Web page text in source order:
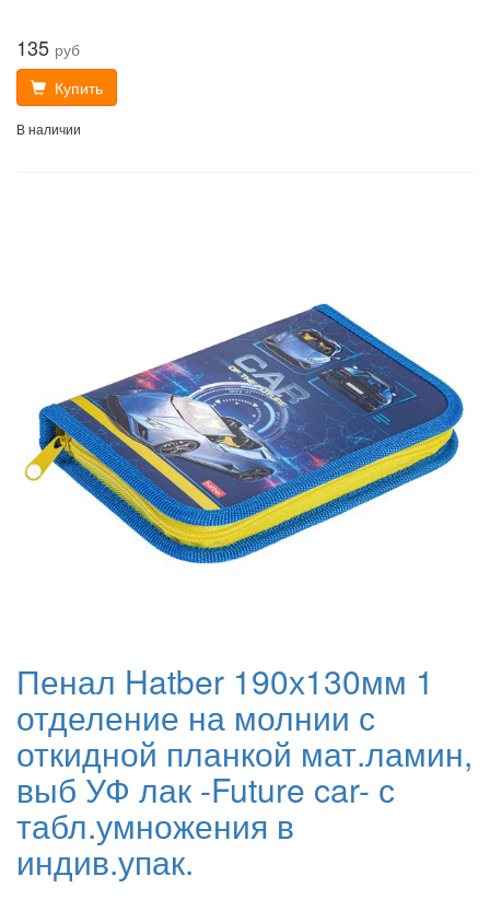
135 руб
Купить
В наличии
Пенал Hatber 190х130мм 1
отделение на молнии с
откидной планкой мат.ламин,
выб УФ лак -Future car- с
табл.умножения в
индив.упак.